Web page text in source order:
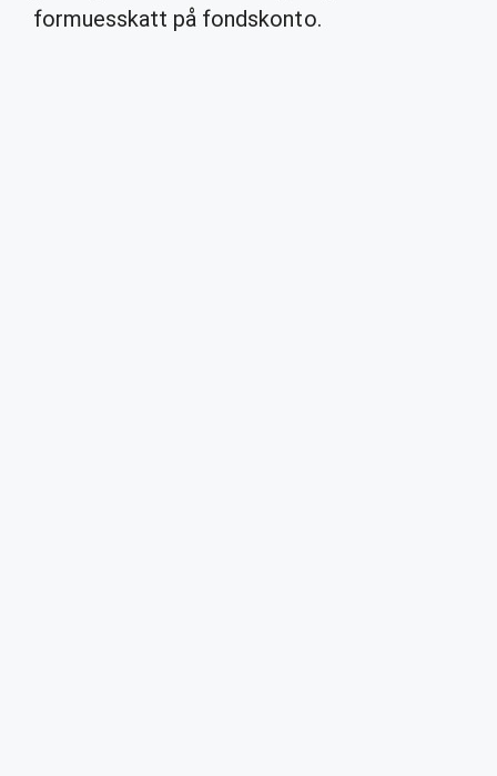
formuesskatt på fondskonto.